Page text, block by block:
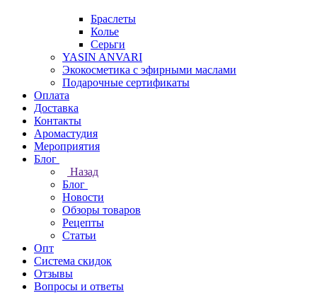
Браслеты
Колье
Серьги
YASIN ANVARI
Экокосметика с эфирными маслами
Подарочные сертификаты
Оплата
Доставка
Контакты
Аромастудия
Мероприятия
Блог
Назад
Блог
Новости
Обзоры товаров
Рецепты
Статьи
Опт
Система скидок
Отзывы
Вопросы и ответы